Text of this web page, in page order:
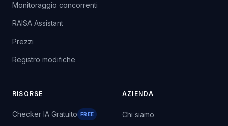
Monitoraggio concorrenti
RAISA Assistant
Prezzi
Registro modifiche
RISORSE
Checker IA Gratuito FREE
AZIENDA
Chi siamo